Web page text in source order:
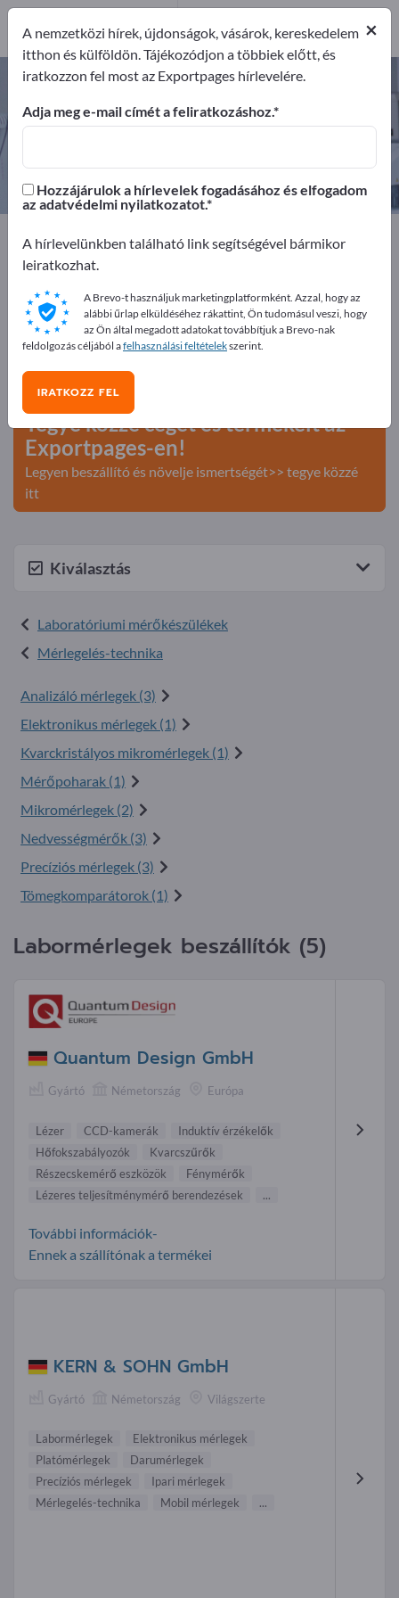
Labormérlegek – gyártók és
beszállítók keresése
5
Gyártók
Exportpages
Orvostudomány és laboratórium
Laboratóriumi mérőkészülékek
Labormérlegek
Hirdessen ingyen az Exportpages-
en!
Tegye közzé cégét és termékeit az
Exportpages-en!
Legyen beszállító és növelje ismertségét>> tegye közzé
itt
Kiválasztás
Laboratóriumi mérőkészülékek
Mérlegelés-technika
Analizáló mérlegek (3)
Elektronikus mérlegek (1)
Kvarckristályos mikromérlegek (1)
Mérőpoharak (1)
Mikromérlegek (2)
Nedvességmérők (3)
Precíziós mérlegek (3)
Tömegkomparátorok (1)
Labormérlegek beszállítók (5)
Quantum Design GmbH
Gyártó Németország Európa
Lézer CCD-kamerák
Induktív érzékelők
Hőfokszabályozók
Kvarcszűrők
Részecskemérő eszközök
Fénymérő k
Lézeres teljesítménymérő berendezések
...
További információk-
Ennek a szállítónak a termékei
KERN & SOHN GmbH
Gyártó Németország Világszerte
Labormérlegek
Elektronikus mérlegek
Platómérlegek
Darumérlegek
Precíziós mérlegek
Ipari mérlegek
Mérlegelés-technika
Mobil mérlegek ...
×
A nemzetközi hírek, újdonságok, vásárok, kereskedelem
itthon és külföldön. Tájékozódjon a többiek előtt, és
iratkozzon fel most az Exportpages hírlevelére.
Adja meg e-mail címét a feliratkozáshoz.
Hozzájárulok a hírlevelek fogadásához és elfogadom
az adatvédelmi nyilatkozatot.
A hírlevelünkben található link segítségével bármikor
leiratkozhat.
A Brevo-t használjuk marketingplatformként. Azzal, hogy az
alábbi űrlap elküldéséhez rákattint, Ön tudomásul veszi, hogy
az Ön által megadott adatokat továbbítjuk a Brevo-nak
feldolgozás céljából afelhasználási feltételekszerint.
IRATKOZZ FEL